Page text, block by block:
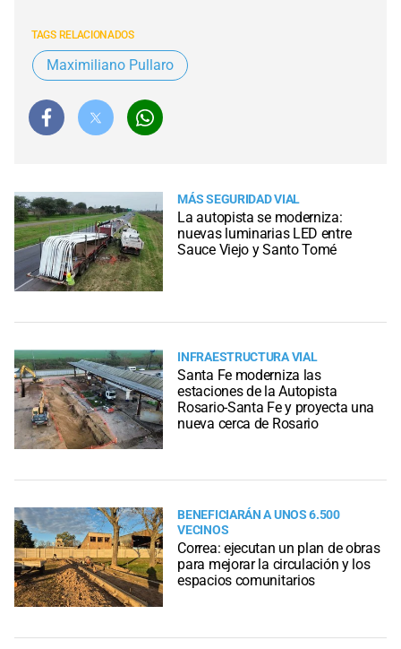
TAGS RELACIONADOS
Maximiliano Pullaro
MÁS SEGURIDAD VIAL
La autopista se moderniza:
nuevas luminarias LED entre
Sauce Viejo y Santo Tomé
INFRAESTRUCTURA VIAL
Santa Fe moderniza las
estaciones de la Autopista
Rosario-Santa Fe y proyecta una
nueva cerca de Rosario
BENEFICIARÁN A UNOS 6.500
VECINOS
Correa: ejecutan un plan de obras
para mejorar la circulación y los
espacios comunitarios